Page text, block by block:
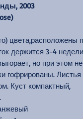
2003
цвета,расположены
держится 3-4
но при этом не
гофрированы. Листья
Куст компактный,